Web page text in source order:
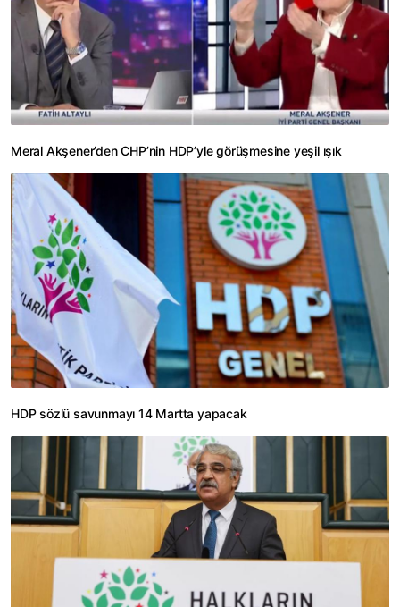
Meral Akşener’den CHP’nin HDP’yle görüşmesine yeşil ışık
HDP sözlü savunmayı 14 Martta yapacak